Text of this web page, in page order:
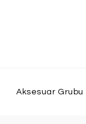
Aksesuar Grubu